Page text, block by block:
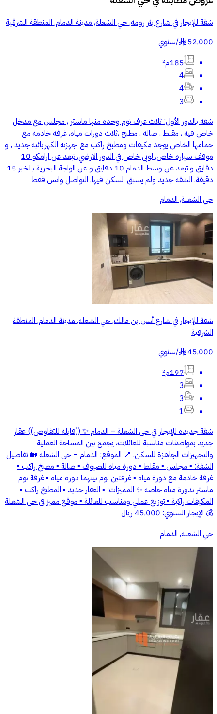
شقة للإيجار في شارع بئر رومه, حي الشعلة, مدينة الدمام, المنطقة الشرقية
52,000
§
/سنوي
185م²
4
4
3
شقه بالدور الأول: ثلاث غرف نوم وحده منها ماستر , مجلس مع مدخل
خاص فيه , مقلط , صاله , مطبخ ,ثلاث دورات مياه, غرفه خادمه مع
حمامها الخاص يوجد مكيفات ومطبخ راكب مع اجهزته الكهربائية جديد , و
موقف سياره خاص, لوبي خاص في الدور الارضي, تبعد عن ارامكو 10
دقايق و تبعد عن وسط الدمام 10 دقايق و عن الواجة البحرية بالخبر 15
دقيقة. الشقه جديد ولم يسبق السكن فيها. التواصل واتس فقط
حي الشعلة, الدمام
شقة للإيجار في شارع أنس بن مالك, حي الشعلة, مدينة الدمام, المنطقة
الشرقية
45,000
§
/سنوي
197م²
3
3
1
شقة جديدة للإيجار في حي الشعلة – الدمام ✨ ((قابله للتفاوض)) عقار
جديد بمواصفات مناسبة للعائلات، يجمع بين المساحة العملية
والتجهيزات الجاهزة للسكن. 📍 الموقع: الدمام – حي الشعلة 🏡 تفاصيل
الشقة: ▪️ مجلس ▪️ مقلط ▪️ دورة مياه للضيوف ▪️ صالة ▪️ مطبخ راكب ▪️
غرفة خادمة مع دورة مياه ▪️ غرفتين نوم بينهما دورة مياه ▪️ غرفة نوم
ماستر بدورة مياه خاصة ✨ المميزات: ▪️ العقار جديد ▪️ المطبخ راكب ▪️
المكيفات راكبة ▪️ توزيع عملي ومناسب للعائلة ▪️ موقع مميز في حي الشعلة
💰 الإيجار السنوي: 45,000 ريال
حي الشعلة, الدمام